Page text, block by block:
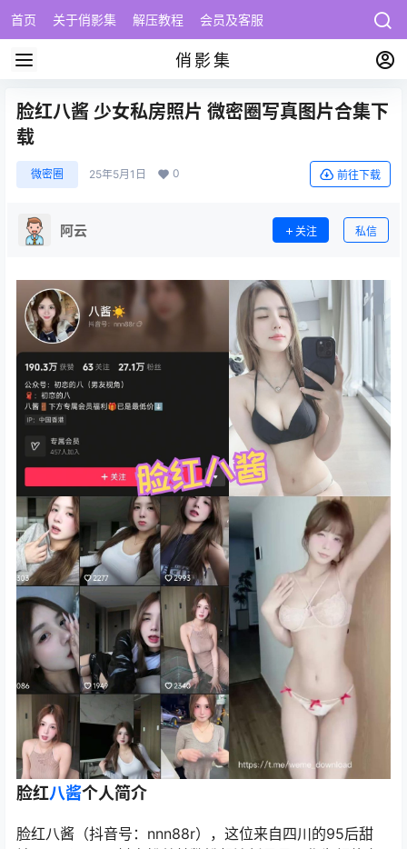
首页 关于俏影集 解压教程 会员及客服
俏影集
脸红八酱 少女私房照片 微密圈写真图片合集下
载
微密圈 25年5月1日 0 前往下载
阿云 关注 私信
脸红八酱个人简介
脸红八酱（抖音号：nnn88r），这位来自四川的95后甜